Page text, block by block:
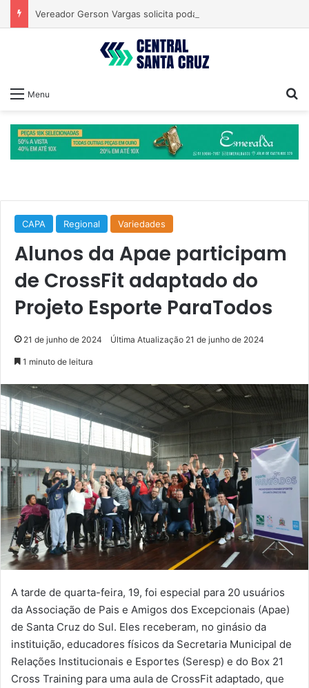
Menu
CAPA Regional Variedades
Alunos da Apae participam
de CrossFit adaptado do
Projeto Esporte ParaTodos
21 de junho de 2024 Última Atualização 21 de junho de 2024
1 minuto de leitura
A tarde de quarta-feira, 19, foi especial para 20 usuários
da Associação de Pais e Amigos dos Excepcionais (Apae)
de Santa Cruz do Sul. Eles receberam, no ginásio da
instituição, educadores físicos da Secretaria Municipal de
Relações Institucionais e Esportes (Seresp) e do Box 21
Cross Training para uma aula de CrossFit adaptado, que